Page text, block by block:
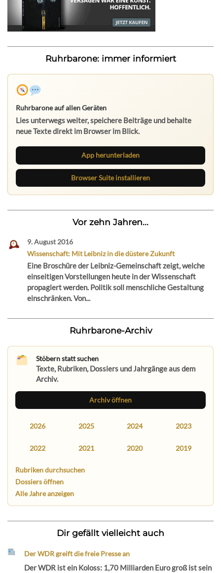
Ruhrbarone: immer informiert
Ruhrbarone auf allen Geräten
Lies unterwegs weiter, speichere Beiträge und behalte
neue Texte direkt im Browser im Blick.
App herunterladen
Browser Suite installieren
Vor zehn Jahren...
9. August 2016
Wissenschaft: Mit Leibniz in die düstere Zukunft
Eine Broschüre der Leibniz-Gemeinschaft zeigt, welche
einseitigen Vorstellungen heute in der Wissenschaft
propagiert werden. Politik soll menschliche Gestaltung
einschränken. Von...
Ruhrbarone-Archiv
Stöbern statt suchen
Texte, Rubriken, Dossiers und Jahrgänge aus dem
Archiv.
Archiv öffnen
2026 2025 2024 2023
2022 2021 2020 2019
Rubriken durchsuchen
Dossiers öffnen
Alle Jahre anzeigen
Dir gefällt vielleicht auch
Der WDR greift die freie Presse an
Der WDR ist ein Koloss: 1,70 Milliarden Euro groß ist sein